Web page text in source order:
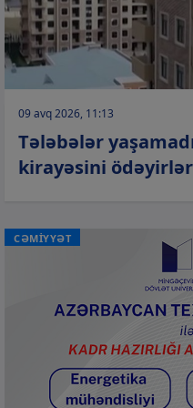
09 avq 2026, 11:13
Tələbələr
kirayəsini
CƏMİYYƏT